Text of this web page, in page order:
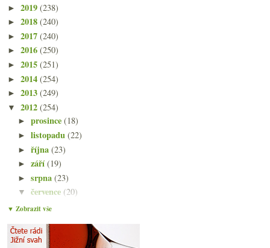
► 2019 (238)
► 2018 (240)
► 2017 (240)
► 2016 (250)
► 2015 (251)
► 2014 (254)
► 2013 (249)
▼ 2012 (254)
►prosince(18)
►listopadu(22)
►října(23)
►září(19)
►srpna(23)
▼července (20)
Pinot Noir – Burgundsko, Německo, Morava
Historka s Château d'Yquem
Rakousko, dvě Itálie a Chile okolo dvou stovek do ...
▼ Zobrazit vše